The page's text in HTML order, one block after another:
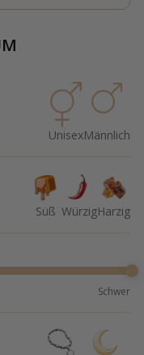
UnisexMännlich
Süß WürzigHarzig
Schwer